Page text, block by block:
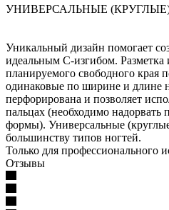
УНИВЕРСАЛЬНЫЕ
Уникальный дизайн помогает
идеальным С-изгибом. Разметка
планируемого свободного края
одинаковые по ширине и длине
перфорирована и позволяет
пальцах (необходимо надорвать
формы). Универсальные
большинству типов ногтей.
Только для профессионального
Отзывы